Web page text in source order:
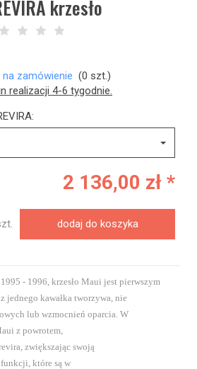
krzesło
zamówienie (0 szt.)
realizacji 4-6 tygodnie.
2 136,00 zł *
dodaj do koszyka
- 1996, krzesło Maui jest pierwszym
jednego kawałka tworzywa, nie
lub wzmocnień oparcia. W
z powrotem,
, zwiększając swoją
które są w